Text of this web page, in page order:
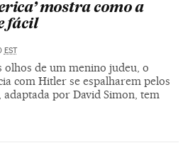
mostra como a
fácil
EST
olhos de um menino judeu, o
com Hitler se espalharem pelos
por David Simon, tem